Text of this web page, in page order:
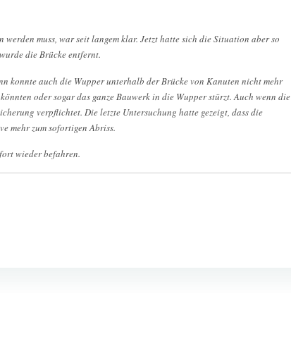
muss, war seit langem klar. Jetzt hatte sich die Situation aber so
die Brücke entfernt.
konnte auch die Wupper unterhalb der Brücke von Kanuten nicht mehr
oder sogar das ganze Bauwerk in die Wupper stürzt. Auch wenn die
verpflichtet. Die letzte Untersuchung hatte gezeigt, dass die
mehr zum sofortigen Abriss.
wieder befahren.